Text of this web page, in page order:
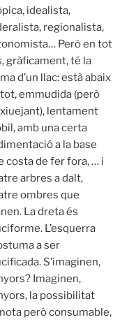
idealista,
regionalista,
Però en tot
gràficament, té la
d’un llac: està abaix
emmudida (però
lentament
amb una certa
a la base
costa de fer fora, … i
arbres a dalt,
ombres que
La dreta és
L’esquerra
a ser
S’imaginen,
Imaginen,
la possibilitat
però consumable,